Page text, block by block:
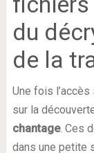
du
de la
Une fois
sur la
chantage. Ces
dans une petite